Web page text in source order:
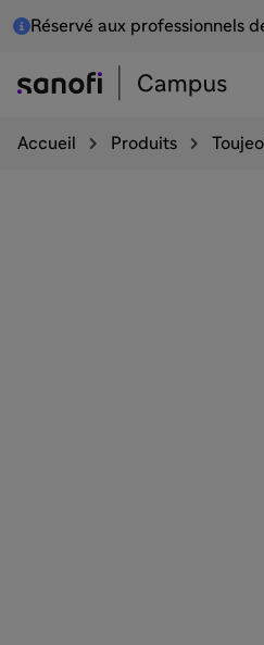
Réservé aux professionnels
Accueil Produits